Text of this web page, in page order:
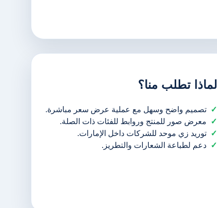
لماذا تطلب منا؟
تصميم واضح وسهل مع عملية عرض سعر مباشرة.
معرض صور للمنتج وروابط للفئات ذات الصلة.
توريد زي موحد للشركات داخل الإمارات.
دعم لطباعة الشعارات والتطريز.